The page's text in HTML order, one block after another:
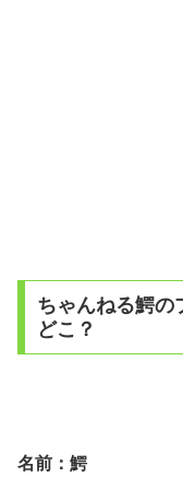
ちゃんねる鰐の
どこ？
名前：鰐